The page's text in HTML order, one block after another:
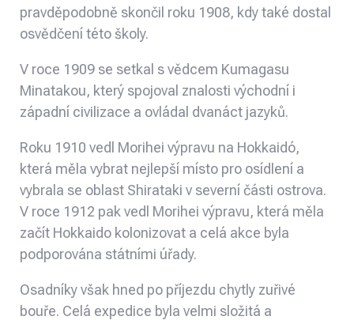
pravděpodobně skončil roku 1908, kdy také dostal
osvědčení této školy.
V roce 1909 se setkal s vědcem Kumagasu
Minatakou, který spojoval znalosti východní i
západní civilizace a ovládal dvanáct jazyků.
Roku 1910 vedl Morihei výpravu na Hokkaidó,
která měla vybrat nejlepší místo pro osídlení a
vybrala se oblast Shirataki v severní části ostrova.
V roce 1912 pak vedl Morihei výpravu, která měla
začít Hokkaido kolonizovat a celá akce byla
podporována státními úřady.
Osadníky však hned po příjezdu chytly zuřivé
bouře. Celá expedice byla velmi složitá a